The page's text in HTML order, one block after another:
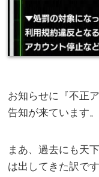
お知らせに『不正
告知が来ています。
まあ、過去にも天
は出してきた訳で